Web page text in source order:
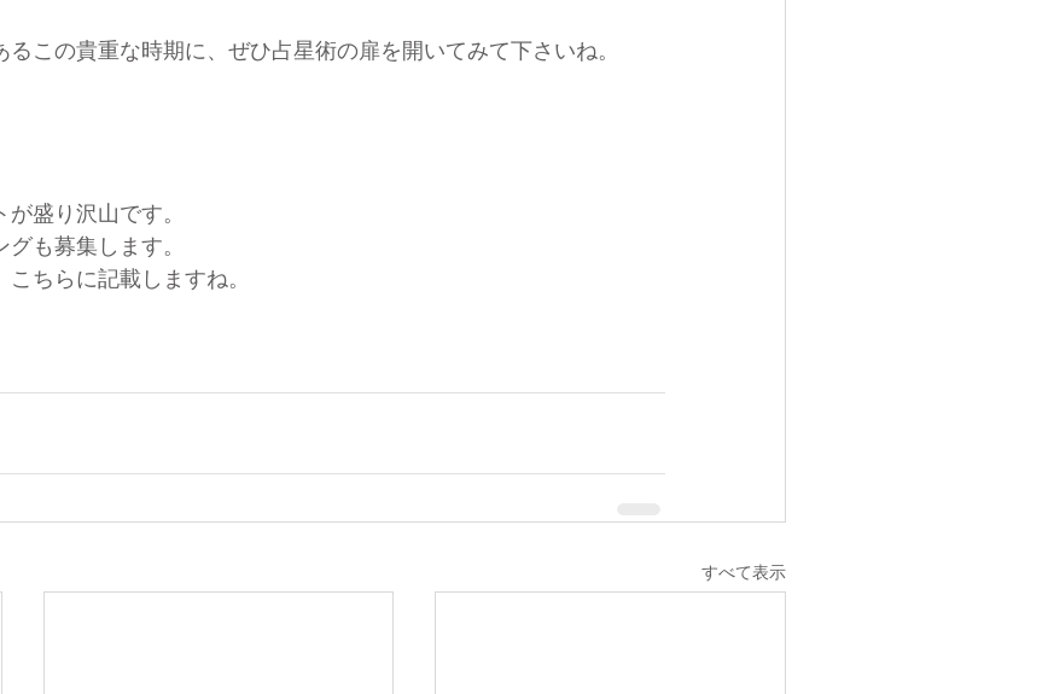
この貴重な時期に、ぜひ占星術の扉を開いてみて下さいね。
盛り沢山です。
も募集します。
ちらに記載しますね。
すべて表示